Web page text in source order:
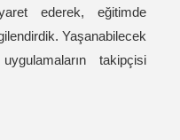
ederek, eğitimde
Yaşanabilecek
takipçisi